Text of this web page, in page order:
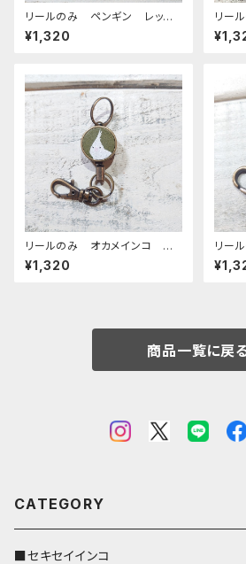
リールのみ ペンギン レッド
ブラウン ぺんぎん
¥1,320
リー
コ モ
めい
リールのみ オカメインコ ア
ルビノ グリーン ぽわんシリ
ーズ おかめいんこ
¥1,320
リー
ン キ
チョウ
商品一覧に戻
CATEGORY
■セキセイインコ